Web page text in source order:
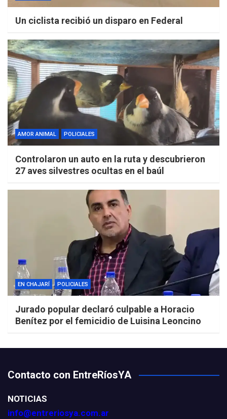
Un ciclista recibió un disparo en Federal
AMOR ANIMAL POLICIALES
Controlaron un auto en la ruta y descubrieron
27 aves silvestres ocultas en el baúl
EN CHAJARÍ POLICIALES
Jurado popular declaró culpable a Horacio
Benítez por el femicidio de Luisina Leoncino
Contacto con EntreRíosYA
NOTICIAS
info@entreriosya.com.ar